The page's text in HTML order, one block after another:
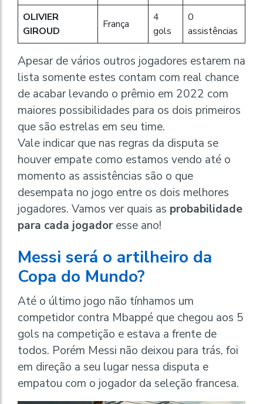
OLIVIER
GIROUD
França
4
gols
0
assistências
Apesar de vários outros jogadores estarem na
lista somente estes contam com real chance
de acabar levando o prêmio em 2022 com
maiores possibilidades para os dois primeiros
que são estrelas em seu time.
Vale indicar que nas regras da disputa se
houver empate como estamos vendo até o
momento as assistências são o que
desempata no jogo entre os dois melhores
jogadores. Vamos ver quais as probabilidade
para cada jogadoresse ano!
Messi será o artilheiro da
Copa do Mundo?
Até o último jogo não tínhamos um
competidor contra Mbappé que chegou aos 5
gols na competição e estava a frente de
todos. Porém Messi não deixou para trás, foi
em direção a seu lugar nessa disputa e
empatou com o jogador da seleção francesa.